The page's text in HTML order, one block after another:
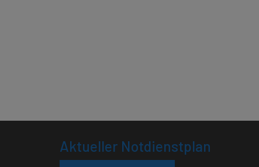
Aktueller Notdienstplan